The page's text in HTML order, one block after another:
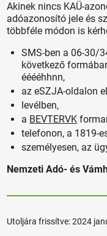
Akinek nincs KAÜ-
adóazonosító jele és
többféle módon is
SMS-ben a 06-30/
következő
ééééhhnn,
az eSZJA-oldalon
levélben,
a BEVTERVK
telefonon, a 1819-
személyesen, az
Nemzeti Adó- és
Utoljára frissítve:2024